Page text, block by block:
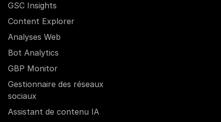
GSC Insights
Content Explorer
Analyses Web
Bot Analytics
GBP Monitor
Gestionnaire des réseaux
sociaux
Assistant de contenu IA